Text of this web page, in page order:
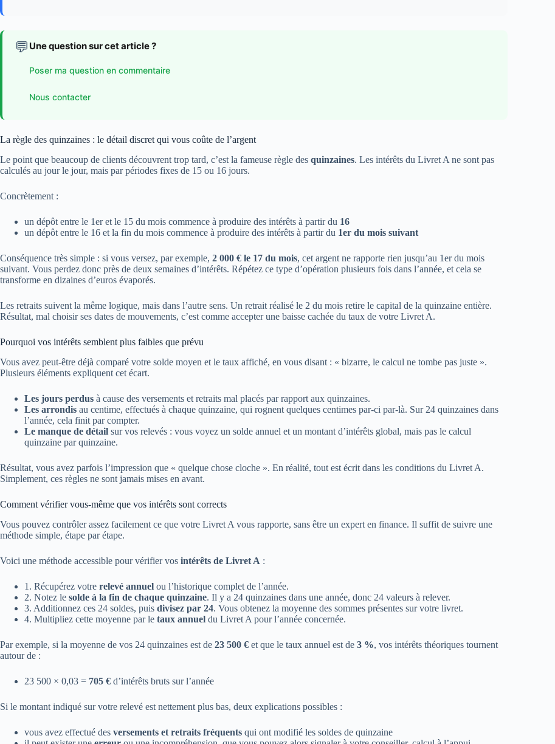
💬 Une question sur cet article ?
Poser ma question en commentaire
Nous contacter
La règle des quinzaines : le détail discret qui vous coûte de l’argent
Le point que beaucoup de clients découvrent trop tard, c’est la fameuse règle des quinzaines. Les intérêts du Livret A ne sont pas
calculés au jour le jour, mais par périodes fixes de 15 ou 16 jours.
Concrètement :
un dépôt entre le 1er et le 15 du mois commence à produire des intérêts à partir du 16
un dépôt entre le 16 et la fin du mois commence à produire des intérêts à partir du 1er du mois suivant
Conséquence très simple : si vous versez, par exemple, 2 000 € le 17 du mois, cet argent ne rapporte rien jusqu’au 1er du mois
suivant. Vous perdez donc près de deux semaines d’intérêts. Répétez ce type d’opération plusieurs fois dans l’année, et cela se
transforme en dizaines d’euros évaporés.
Les retraits suivent la même logique, mais dans l’autre sens. Un retrait réalisé le 2 du mois retire le capital de la quinzaine entière.
Résultat, mal choisir ses dates de mouvements, c’est comme accepter une baisse cachée du taux de votre Livret A.
Pourquoi vos intérêts semblent plus faibles que prévu
Vous avez peut‑être déjà comparé votre solde moyen et le taux affiché, en vous disant : « bizarre, le calcul ne tombe pas juste ».
Plusieurs éléments expliquent cet écart.
Les jours perdus à cause des versements et retraits mal placés par rapport aux quinzaines.
Les arrondis au centime, effectués à chaque quinzaine, qui rognent quelques centimes par-ci par-là. Sur 24 quinzaines dans
l’année, cela finit par compter.
Le manque de détail sur vos relevés : vous voyez un solde annuel et un montant d’intérêts global, mais pas le calcul
quinzaine par quinzaine.
Résultat, vous avez parfois l’impression que « quelque chose cloche ». En réalité, tout est écrit dans les conditions du Livret A.
Simplement, ces règles ne sont jamais mises en avant.
Comment vérifier vous‑même que vos intérêts sont corrects
Vous pouvez contrôler assez facilement ce que votre Livret A vous rapporte, sans être un expert en finance. Il suffit de suivre une
méthode simple, étape par étape.
Voici une méthode accessible pour vérifier vos intérêts de Livret A :
1. Récupérez votre relevé annuel ou l’historique complet de l’année.
2. Notez le solde à la fin de chaque quinzaine. Il y a 24 quinzaines dans une année, donc 24 valeurs à relever.
3. Additionnez ces 24 soldes, puis divisez par 24. Vous obtenez la moyenne des sommes présentes sur votre livret.
4. Multipliez cette moyenne par le taux annuel du Livret A pour l’année concernée.
Par exemple, si la moyenne de vos 24 quinzaines est de 23 500 € et que le taux annuel est de 3 %, vos intérêts théoriques tournent
autour de :
23 500 × 0,03 = 705 € d’intérêts bruts sur l’année
Si le montant indiqué sur votre relevé est nettement plus bas, deux explications possibles :
vous avez effectué des versements et retraits fréquents qui ont modifié les soldes de quinzaine